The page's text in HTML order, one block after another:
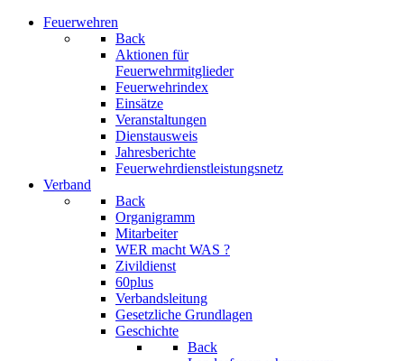
Feuerwehren
Back
Aktionen für
Feuerwehrmitglieder
Feuerwehrindex
Einsätze
Veranstaltungen
Dienstausweis
Jahresberichte
Feuerwehrdienstleistungsnetz
Verband
Back
Organigramm
Mitarbeiter
WER macht WAS ?
Zivildienst
60plus
Verbandsleitung
Gesetzliche Grundlagen
Geschichte
Back